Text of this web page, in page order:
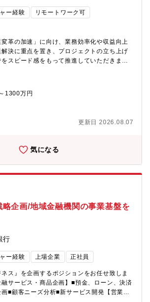
じ、同グループはもちろんのこと、ファシ
署でご経験を積むことも可能【魅力】・メガ
規模・物件数に関わることができます。・不
、維持管理まで様々な工程に関わることが
プロジェクト～・丸の内本館の建替、約半世
ェクトや店舗の次世代化に向けた改革に取
中計のプロジェクトにも参画いただきま
織】・総務部管財グループ 約50名（管財事
～多様な人材が在籍（20代後半から60代前半
企画業務や不動産の賃貸借・売買管理を行う
軟に異動しながら様々な業務を経験可能。総
等を担当。国内中心の支店、本部ビル、デー
、寮・社宅等、約500物件を所管するグループ
当の物件を持ちつつ、専門領域を相互補完
す。担当物件については、ご自身の専門性
のマターに関する一次対応業務もあり、幅
す。
ー経験
リモートワーク可
変革の加速」に向け、業務効率化や収益向上
決に重点を置き、プロジェクトの立ち上げ
スピード感をもって推進していただきま
発プロジェクトが同時並行に今後数多く走り
て、ユーザである行内各部に寄り添い、シス
のシステム開発協力企業との橋渡し役とな
スまで支援・主導していくことも重要なミッ
やご経験に応じて具体的な担当プロジェクト
や社内業務高度化を提案・行内各部署におけ
える化、ハイレベルでのDXソリューション検
援・社内情シス部署、もしくは、外部ベン
積依頼から発注、リリースに至るまでのプ
テスト工程）全般・ユーザ要件を踏まえ、
等のローコード/ノーコードソリューシ
作成・各種BPRソリューションの発掘とツー
実施、及び所管ソリューションの管理 ・
ュアップと行内向け研修の実施【役割】上
クトマネージャー(PM)：マネージメントの
ベルでのロードマップを描き、実行計画を
画管理、推進を主導・システム開発推進：要
種行内手続きを経てテスト・リリースまで
・ビジネスアナリスト(BA)：要件定義や事
導（特定のソリューションについて、開発
1300万円
更新日 2026.08.07
気になる
略企画/地域金融機関の事業基盤を
行
ー経験 上場企業 正社員
ス』を企画するポジションをお任せ致しま
サービス・商品企画】■預金、ローン、決済
■顧客ニーズ分析■新サービス開発【営業戦